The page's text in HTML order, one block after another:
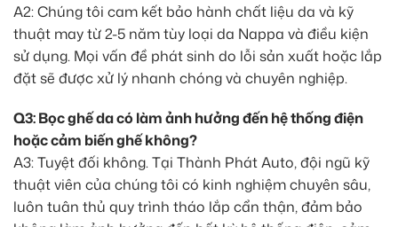
A2: Chúng tôi cam kết bảo hành chất liệu da và kỹ
thuật may từ 2-5 năm tùy loại da Nappa và điều kiện
sử dụng. Mọi vấn đề phát sinh do lỗi sản xuất hoặc lắp
đặt sẽ được xử lý nhanh chóng và chuyên nghiệp.
Q3: Bọc ghế da có làm ảnh hưởng đến hệ thống điện
hoặc cảm biến ghế không?
A3: Tuyệt đối không. Tại Thành Phát Auto, đội ngũ kỹ
thuật viên của chúng tôi có kinh nghiệm chuyên sâu,
luôn tuân thủ quy trình tháo lắp cẩn thận, đảm bảo